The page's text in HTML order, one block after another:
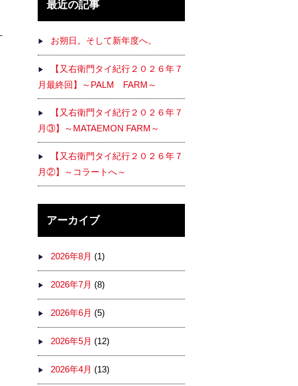
最近の記事
お朔日。そして新年度へ。
【又右衛門タイ紀行２０２６年７
月最終回】～PALM FARM～
【又右衛門タイ紀行２０２６年７
月③】～MATAEMON FARM～
【又右衛門タイ紀行２０２６年７
月②】～コラートへ～
アーカイブ
2026年8月 (1)
2026年7月 (8)
2026年6月 (5)
2026年5月 (12)
2026年4月 (13)